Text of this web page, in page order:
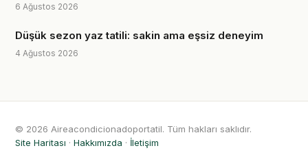
6 Ağustos 2026
Düşük sezon yaz tatili: sakin ama eşsiz deneyim
4 Ağustos 2026
© 2026 Aireacondicionadoportatil. Tüm hakları saklıdır.
Site Haritası · Hakkımızda · İletişim